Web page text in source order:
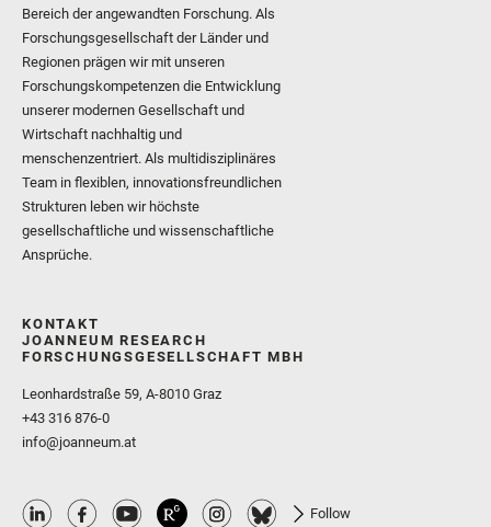
Bereich der angewandten Forschung. Als
Forschungsgesellschaft der Länder und
Regionen prägen wir mit unseren
Forschungskompetenzen die Entwicklung
unserer modernen Gesellschaft und
Wirtschaft nachhaltig und
menschenzentriert. Als multidisziplinäres
Team in flexiblen, innovationsfreundlichen
Strukturen leben wir höchste
gesellschaftliche und wissenschaftliche
Ansprüche.
KONTAKT
JOANNEUM RESEARCH
FORSCHUNGSGESELLSCHAFT MBH
Leonhardstraße 59, A-8010 Graz
+43 316 876-0
info@joanneum.at
Follow